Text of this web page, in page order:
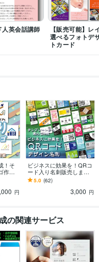
人英会話講師
【販売可能】レ
選べるフォトデ
トカード
！そ
作成
式選
ジ
完成 円
ビジネスに効果を！QRコ
ード入り名刺販売します
情報社会にピッタリで売
り上げアップQRコード入
5.0 (62)
3,000 円
の関連サービス